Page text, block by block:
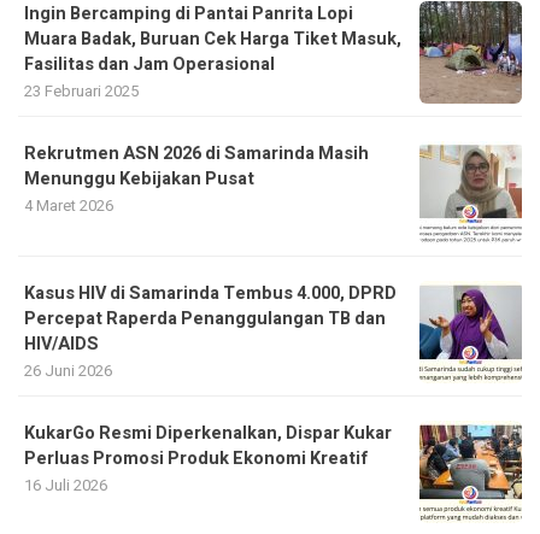
Ingin Bercamping di Pantai Panrita Lopi
Muara Badak, Buruan Cek Harga Tiket Masuk,
Fasilitas dan Jam Operasional
23 Februari 2025
Rekrutmen ASN 2026 di Samarinda Masih
Menunggu Kebijakan Pusat
4 Maret 2026
Kasus HIV di Samarinda Tembus 4.000, DPRD
Percepat Raperda Penanggulangan TB dan
HIV/AIDS
26 Juni 2026
KukarGo Resmi Diperkenalkan, Dispar Kukar
Perluas Promosi Produk Ekonomi Kreatif
16 Juli 2026